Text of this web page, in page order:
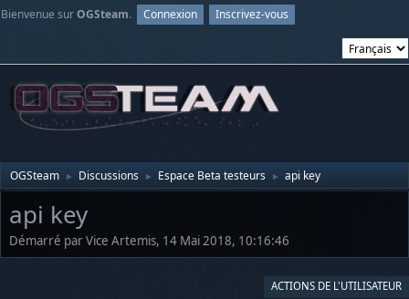
Bienvenue surOGSteam. Connexion Inscrivez-vous
OGSteam ► Discussions ► Espace Beta testeurs ► api key
api key
Démarré par Vice Artemis, 14 Mai 2018, 10:16:46
ACTIONS DE L'UTILISATEUR